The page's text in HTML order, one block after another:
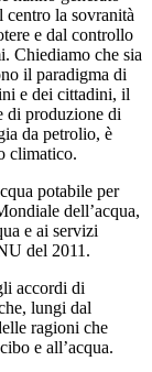
centro la sovranità
e dal controllo
Chiediamo che sia
il paradigma di
e dei cittadini, il
di produzione di
da petrolio, è
climatico.
potabile per
dell’acqua,
e ai servizi
del 2011.
accordi di
lungi dal
ragioni che
e all’acqua.